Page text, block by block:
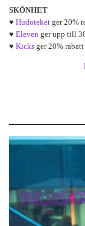
SKÖNHET
♥ Hudoteket ger 20%
♥ Eleven ger upp till
♥ Kicks ger 20%